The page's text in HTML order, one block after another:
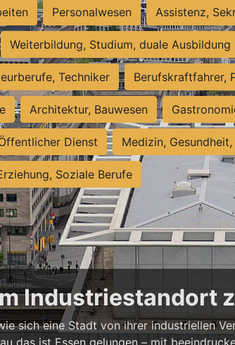
Personalwesen Assistenz,
Weiterbildung, Studium, duale Ausbildung
Techniker Berufskraftfahrer,
Architektur, Bauwesen
Dienst Medizin,
Soziale Berufe
Industriestandort
sich eine Stadt von ihrer industriellen